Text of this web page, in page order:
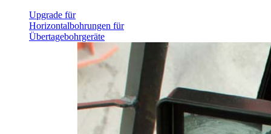
Upgrade für
Horizontalbohrungen für
Übertagebohrgeräte